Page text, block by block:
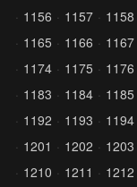
1156
1157 1158
1165
1166 1167
1174
1175 1176
1183
1184 1185
1192
1193 1194
1201
1202 1203
1210
1211 1212